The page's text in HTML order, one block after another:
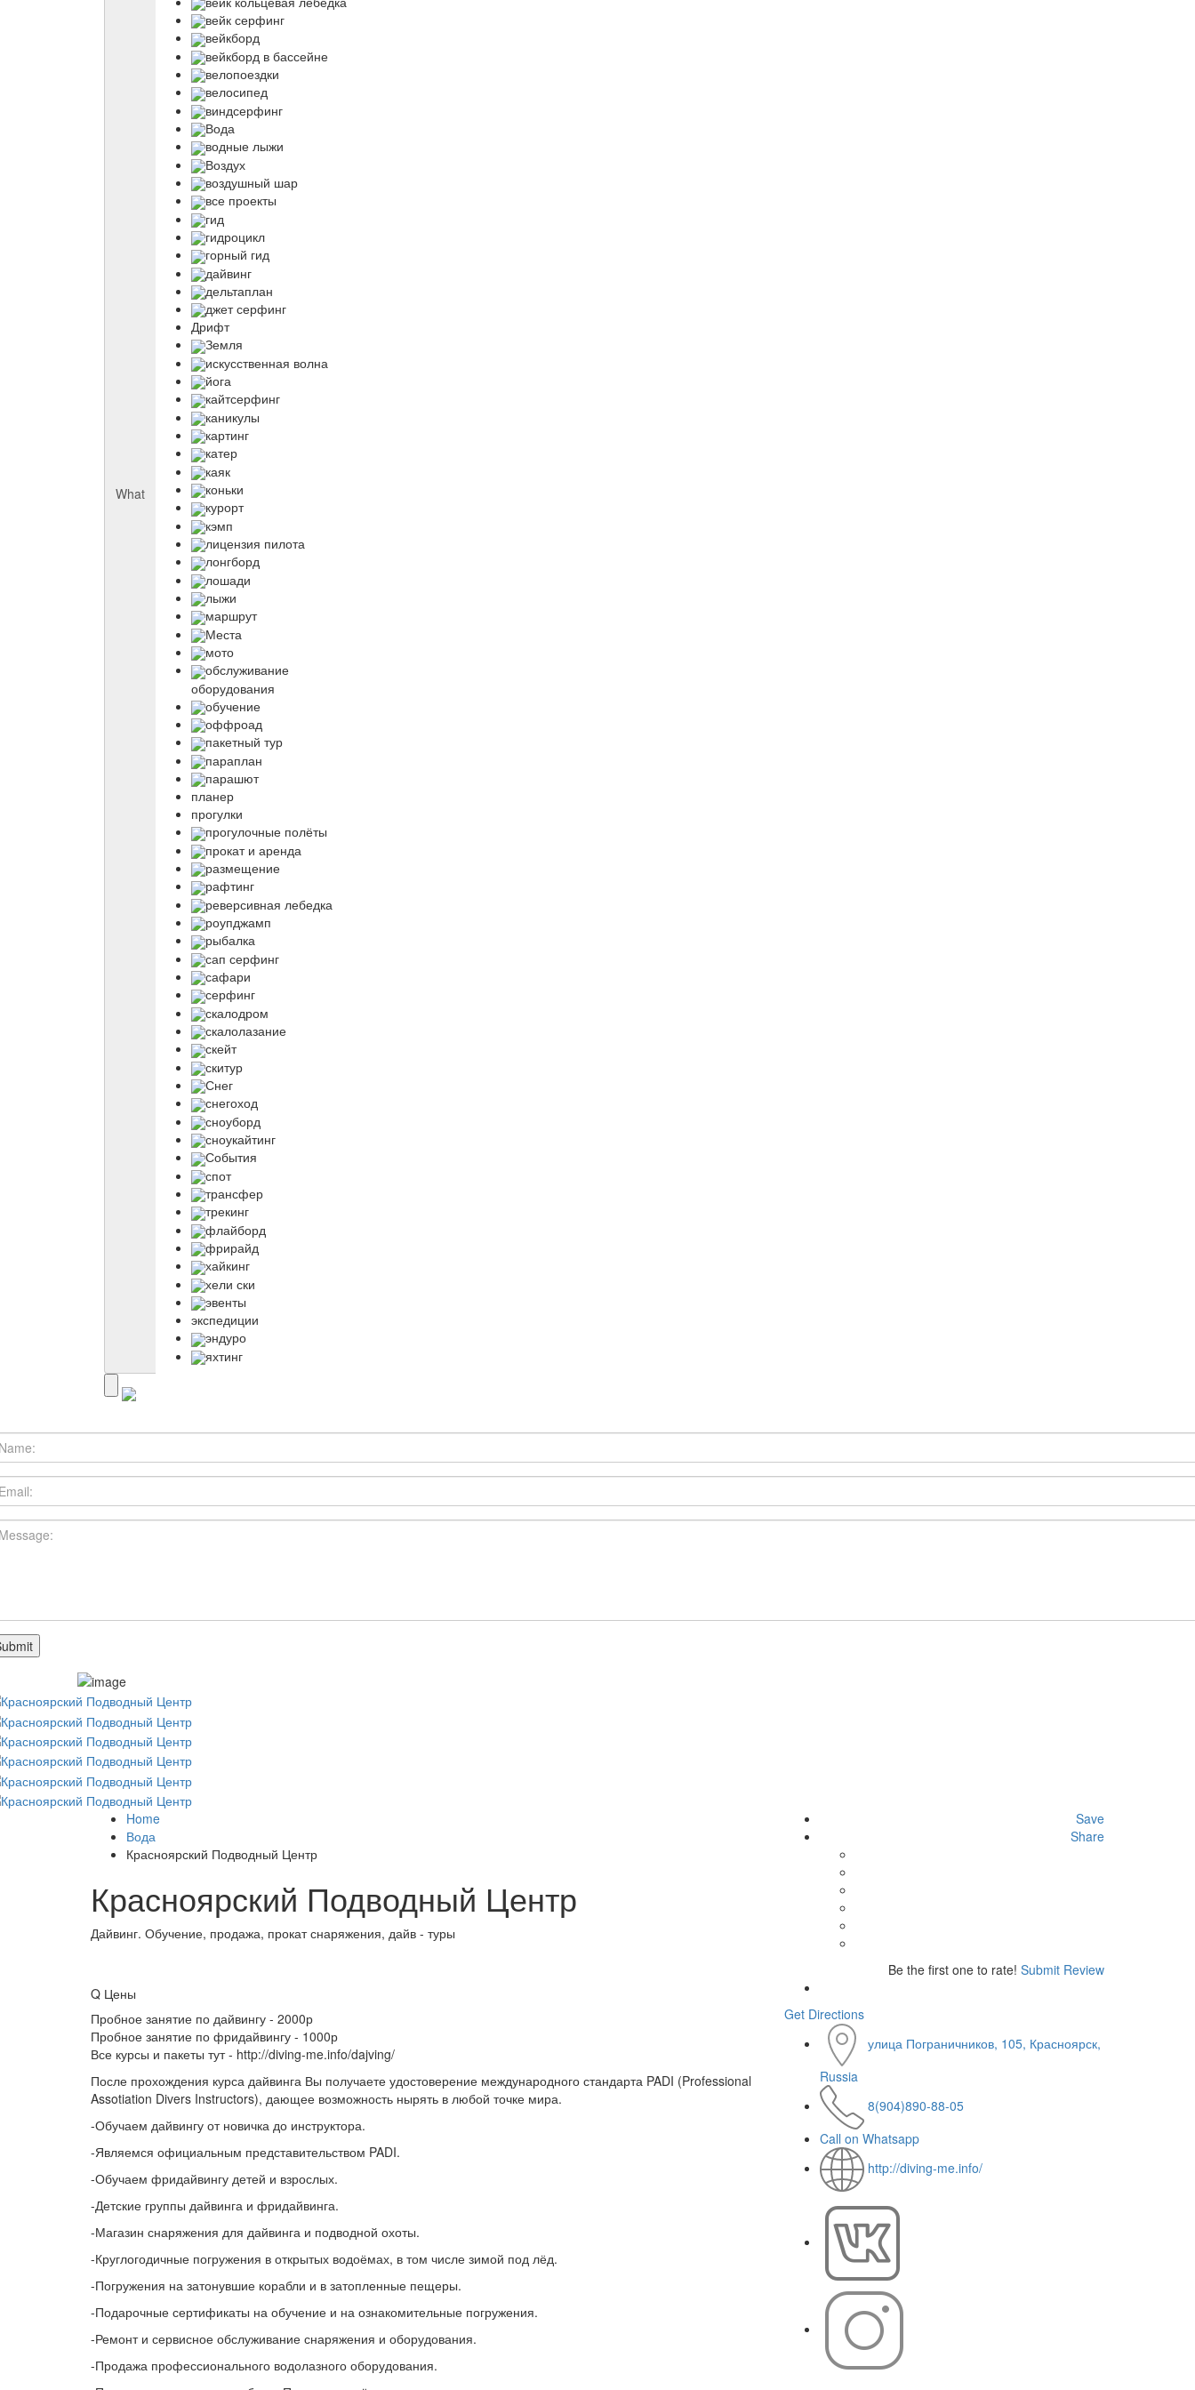
What
вейк серфинг
вейкборд
вейкборд в бассейне
велопоездки
велосипед
виндсерфинг
Вода
водные лыжи
Воздух
воздушный шар
все проекты
гид
гидроцикл
горный гид
дайвинг
дельтаплан
джет серфинг
Дрифт
Земля
искусственная волна
йога
кайтсерфинг
каникулы
картинг
катер
каяк
коньки
курорт
кэмп
лицензия пилота
лонгборд
лошади
лыжи
маршрут
Места
мото
обслуживание
оборудования
обучение
оффроад
пакетный тур
параплан
парашют
планер
прогулки
прогулочные полёты
прокат и аренда
размещение
рафтинг
реверсивная лебедка
роупджамп
рыбалка
сап серфинг
сафари
серфинг
скалодром
скалолазание
скейт
скитур
Снег
снегоход
сноуборд
сноукайтинг
События
спот
трансфер
трекинг
флайборд
фрирайд
хайкинг
хели ски
эвенты
экспедиции
эндуро
яхтинг
Home
Вода
Красноярский Подводный Центр
Красноярский Подводный Центр
Дайвинг. Обучение, продажа, прокат снаряжения, дайв - туры
Save
Share
Be the first one to rate! Submit Review
Q Цены
Пробное занятие по дайвингу - 2000р
Пробное занятие по фридайвингу - 1000р
Все курсы и пакеты тут - http://diving-me.info/dajving/
После прохождения курса дайвинга Вы получаете удостоверение международного стандарта PADI (Professional
Assotiation Divers Instructors), дающее возможность нырять в любой точке мира.
-Обучаем дайвингу от новичка до инструктора.
-Являемся официальным представительством PADI.
-Обучаем фридайвингу детей и взрослых.
-Детские группы дайвинга и фридайвинга.
-Магазин снаряжения для дайвинга и подводной охоты.
-Круглогодичные погружения в открытых водоёмах, в том числе зимой под лёд.
-Погружения на затонувшие корабли и в затопленные пещеры.
-Подарочные сертификаты на обучение и на ознакомительные погружения.
-Ремонт и сервисное обслуживание снаряжения и оборудования.
-Продажа профессионального водолазного оборудования.
Get Directions
улица Пограничников, 105, Красноярск,
Russia
8(904)890-88-05
Call on Whatsapp
http://diving-me.info/